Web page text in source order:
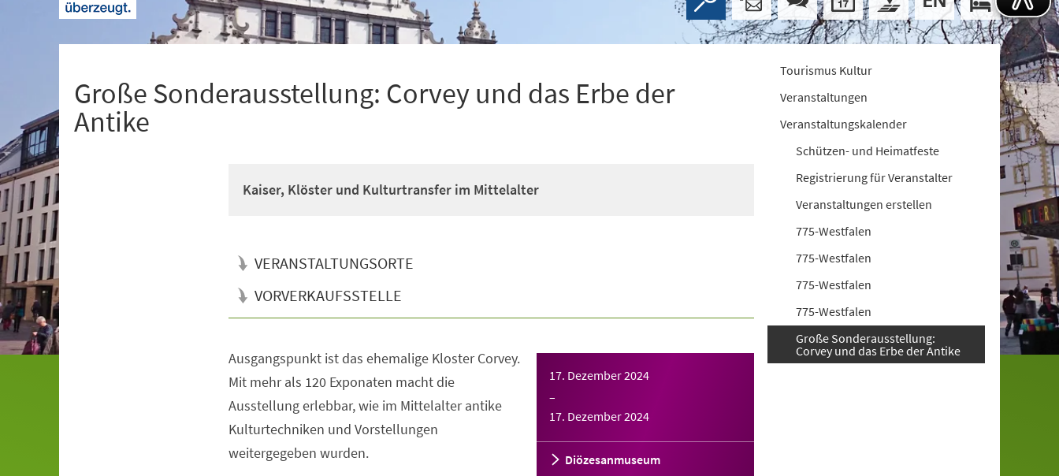
Große Sonderausstellung: Corvey und das Erbe der
Antike
Kaiser, Klöster und Kulturtransfer im Mittelalter
VERANSTALTUNGSORTE
VORVERKAUFSSTELLE
17. Dezember 2024
–
17. Dezember 2024
Diözesanmuseum
Ausgangspunkt ist das ehemalige Kloster Corvey.
Mit mehr als 120 Exponaten macht die
Ausstellung erlebbar, wie im Mittelalter antike
Kulturtechniken und Vorstellungen
weitergegeben wurden.
Tourismus Kultur
Veranstaltungen
Veranstaltungskalender
Schützen- und Heimatfeste
Registrierung für Veranstalter
Veranstaltungen erstellen
775-Westfalen
775-Westfalen
775-Westfalen
775-Westfalen
Große Sonderausstellung:
Corvey und das Erbe der Antike